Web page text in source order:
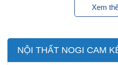
Nội thất Hoà Phát
Xem
NỘI THẤT NOGI CAM